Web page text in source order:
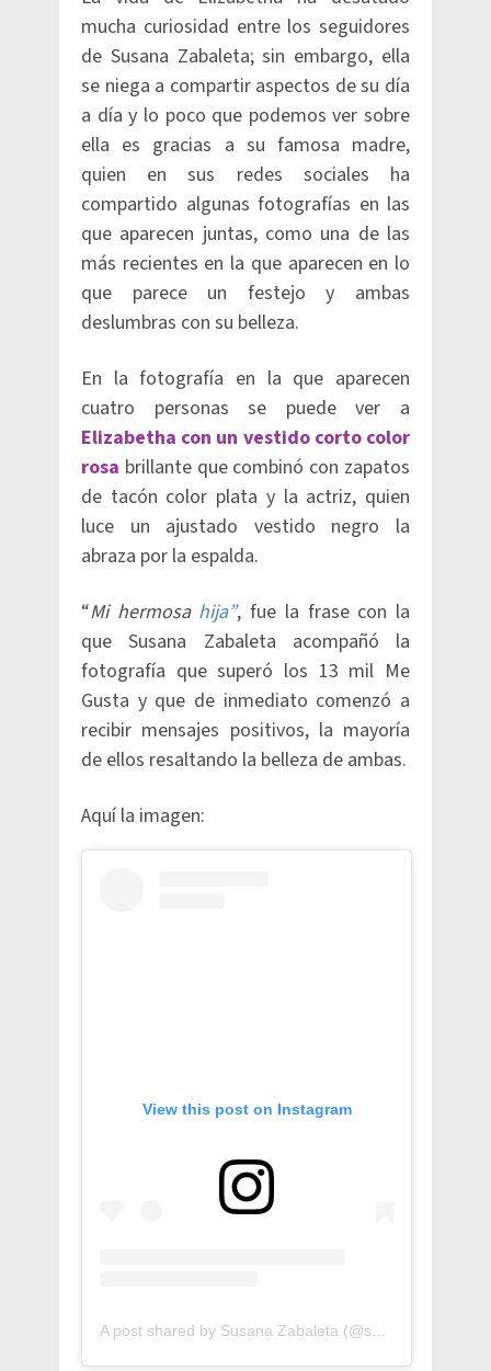
mucha curiosidad entre los seguidores
de Susana Zabaleta; sin embargo, ella
se niega a compartir aspectos de su día
a día y lo poco que podemos ver sobre
ella es gracias a su famosa madre,
quien en sus redes sociales ha
compartido algunas fotografías en las
que aparecen juntas, como una de las
más recientes en la que aparecen en lo
que parece un festejo y ambas
deslumbras con su belleza.
En la fotografía en la que aparecen
cuatro personas se puede ver a
Elizabetha con un vestido corto color
rosa brillante que combinó con zapatos
de tacón color plata y la actriz, quien
luce un ajustado vestido negro la
abraza por la espalda.
“Mi hermosa hija”, fue la frase con la
que Susana Zabaleta acompañó la
fotografía que superó los 13 mil Me
Gusta y que de inmediato comenzó a
recibir mensajes positivos, la mayoría
de ellos resaltando la belleza de ambas.
Aquí la imagen:
View this post on Instagram